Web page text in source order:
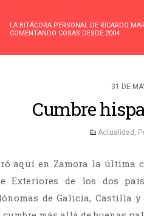
LA BITÁCORA PERSONAL DE RICARDO
COMENTANDO COSAS DESDE 2004
31 DE
Cumbre
Actualidad ,
aquí en Zamora la última
Exteriores de los dos
de Galicia, Castilla